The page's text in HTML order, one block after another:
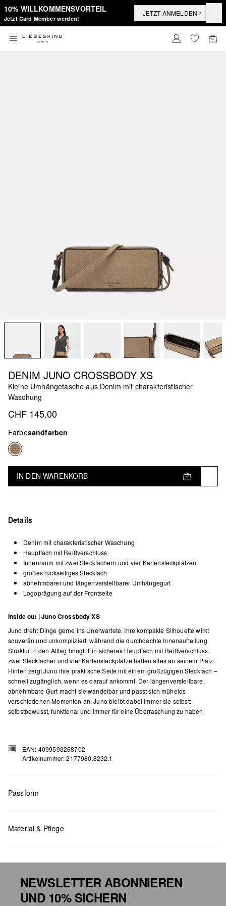
10% WILLKOMMENSVORTEIL
Jetzt Card Member werden!
JETZT ANMELDEN
DENIM JUNO CROSSBODY XS
Kleine Umhängetasche aus Denim mit charakteristischer
Waschung
CHF 145.00
Farbesandfarben
IN DEN WARENKORB
Details
Denim mit charakteristischer Waschung
Hauptfach mit Reißverschluss
Innenraum mit zwei Steckfächern und vier Kartensteckplätzen
großes rückseitiges Steckfach
abnehmbarer und längenverstellbarer Umhängegurt
Logoprägung auf der Frontseite
Inside out | Juno Crossbody XS
Juno dreht Dinge gerne ins Unerwartete. Ihre kompakte Silhouette wirkt
souverän und unkompliziert, während die durchdachte Innenaufteilung
Struktur in den Alltag bringt. Ein sicheres Hauptfach mit Reißverschluss,
zwei Steckfächer und vier Kartensteckplätze halten alles an seinem Platz.
Hinten zeigt Juno ihre praktische Seite mit einem großzügigen Steckfach –
schnell zugänglich, wenn es darauf ankommt. Der längenverstellbare,
abnehmbare Gurt macht sie wandelbar und passt sich mühelos
verschiedenen Momenten an. Juno bleibt dabei immer sie selbst:
selbstbewusst, funktional und immer für eine Überraschung zu haben.
EAN: 4099593268702
Artikelnummer: 2177980.8232.1
Passform
H x B x T (cm): 10 x 23 x 4,5
Material & Pflege
NEWSLETTER ABONNIEREN
UND 10% SICHERN